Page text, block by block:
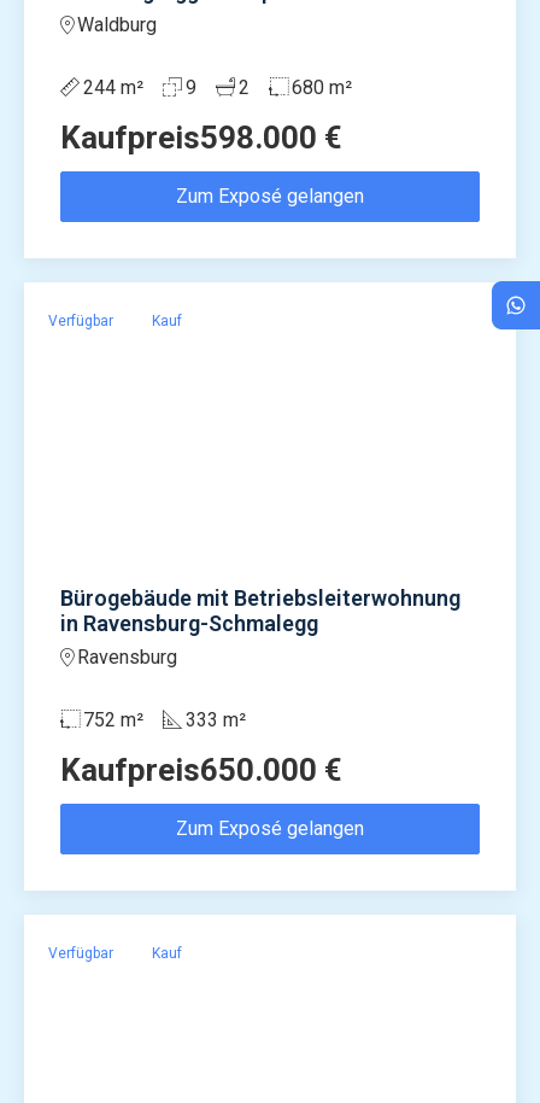
Waldburg
244 m² 9 2 680 m²
Kaufpreis598.000 €
Zum Exposé gelangen
Verfügbar Kauf
Bürogebäude mit Betriebsleiterwohnung
in Ravensburg-Schmalegg
Ravensburg
752 m² 333 m²
Kaufpreis650.000 €
Zum Exposé gelangen
Verfügbar Kauf